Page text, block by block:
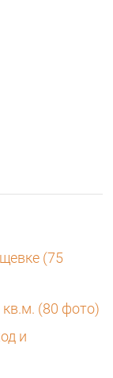
(75
(80 фото)
и